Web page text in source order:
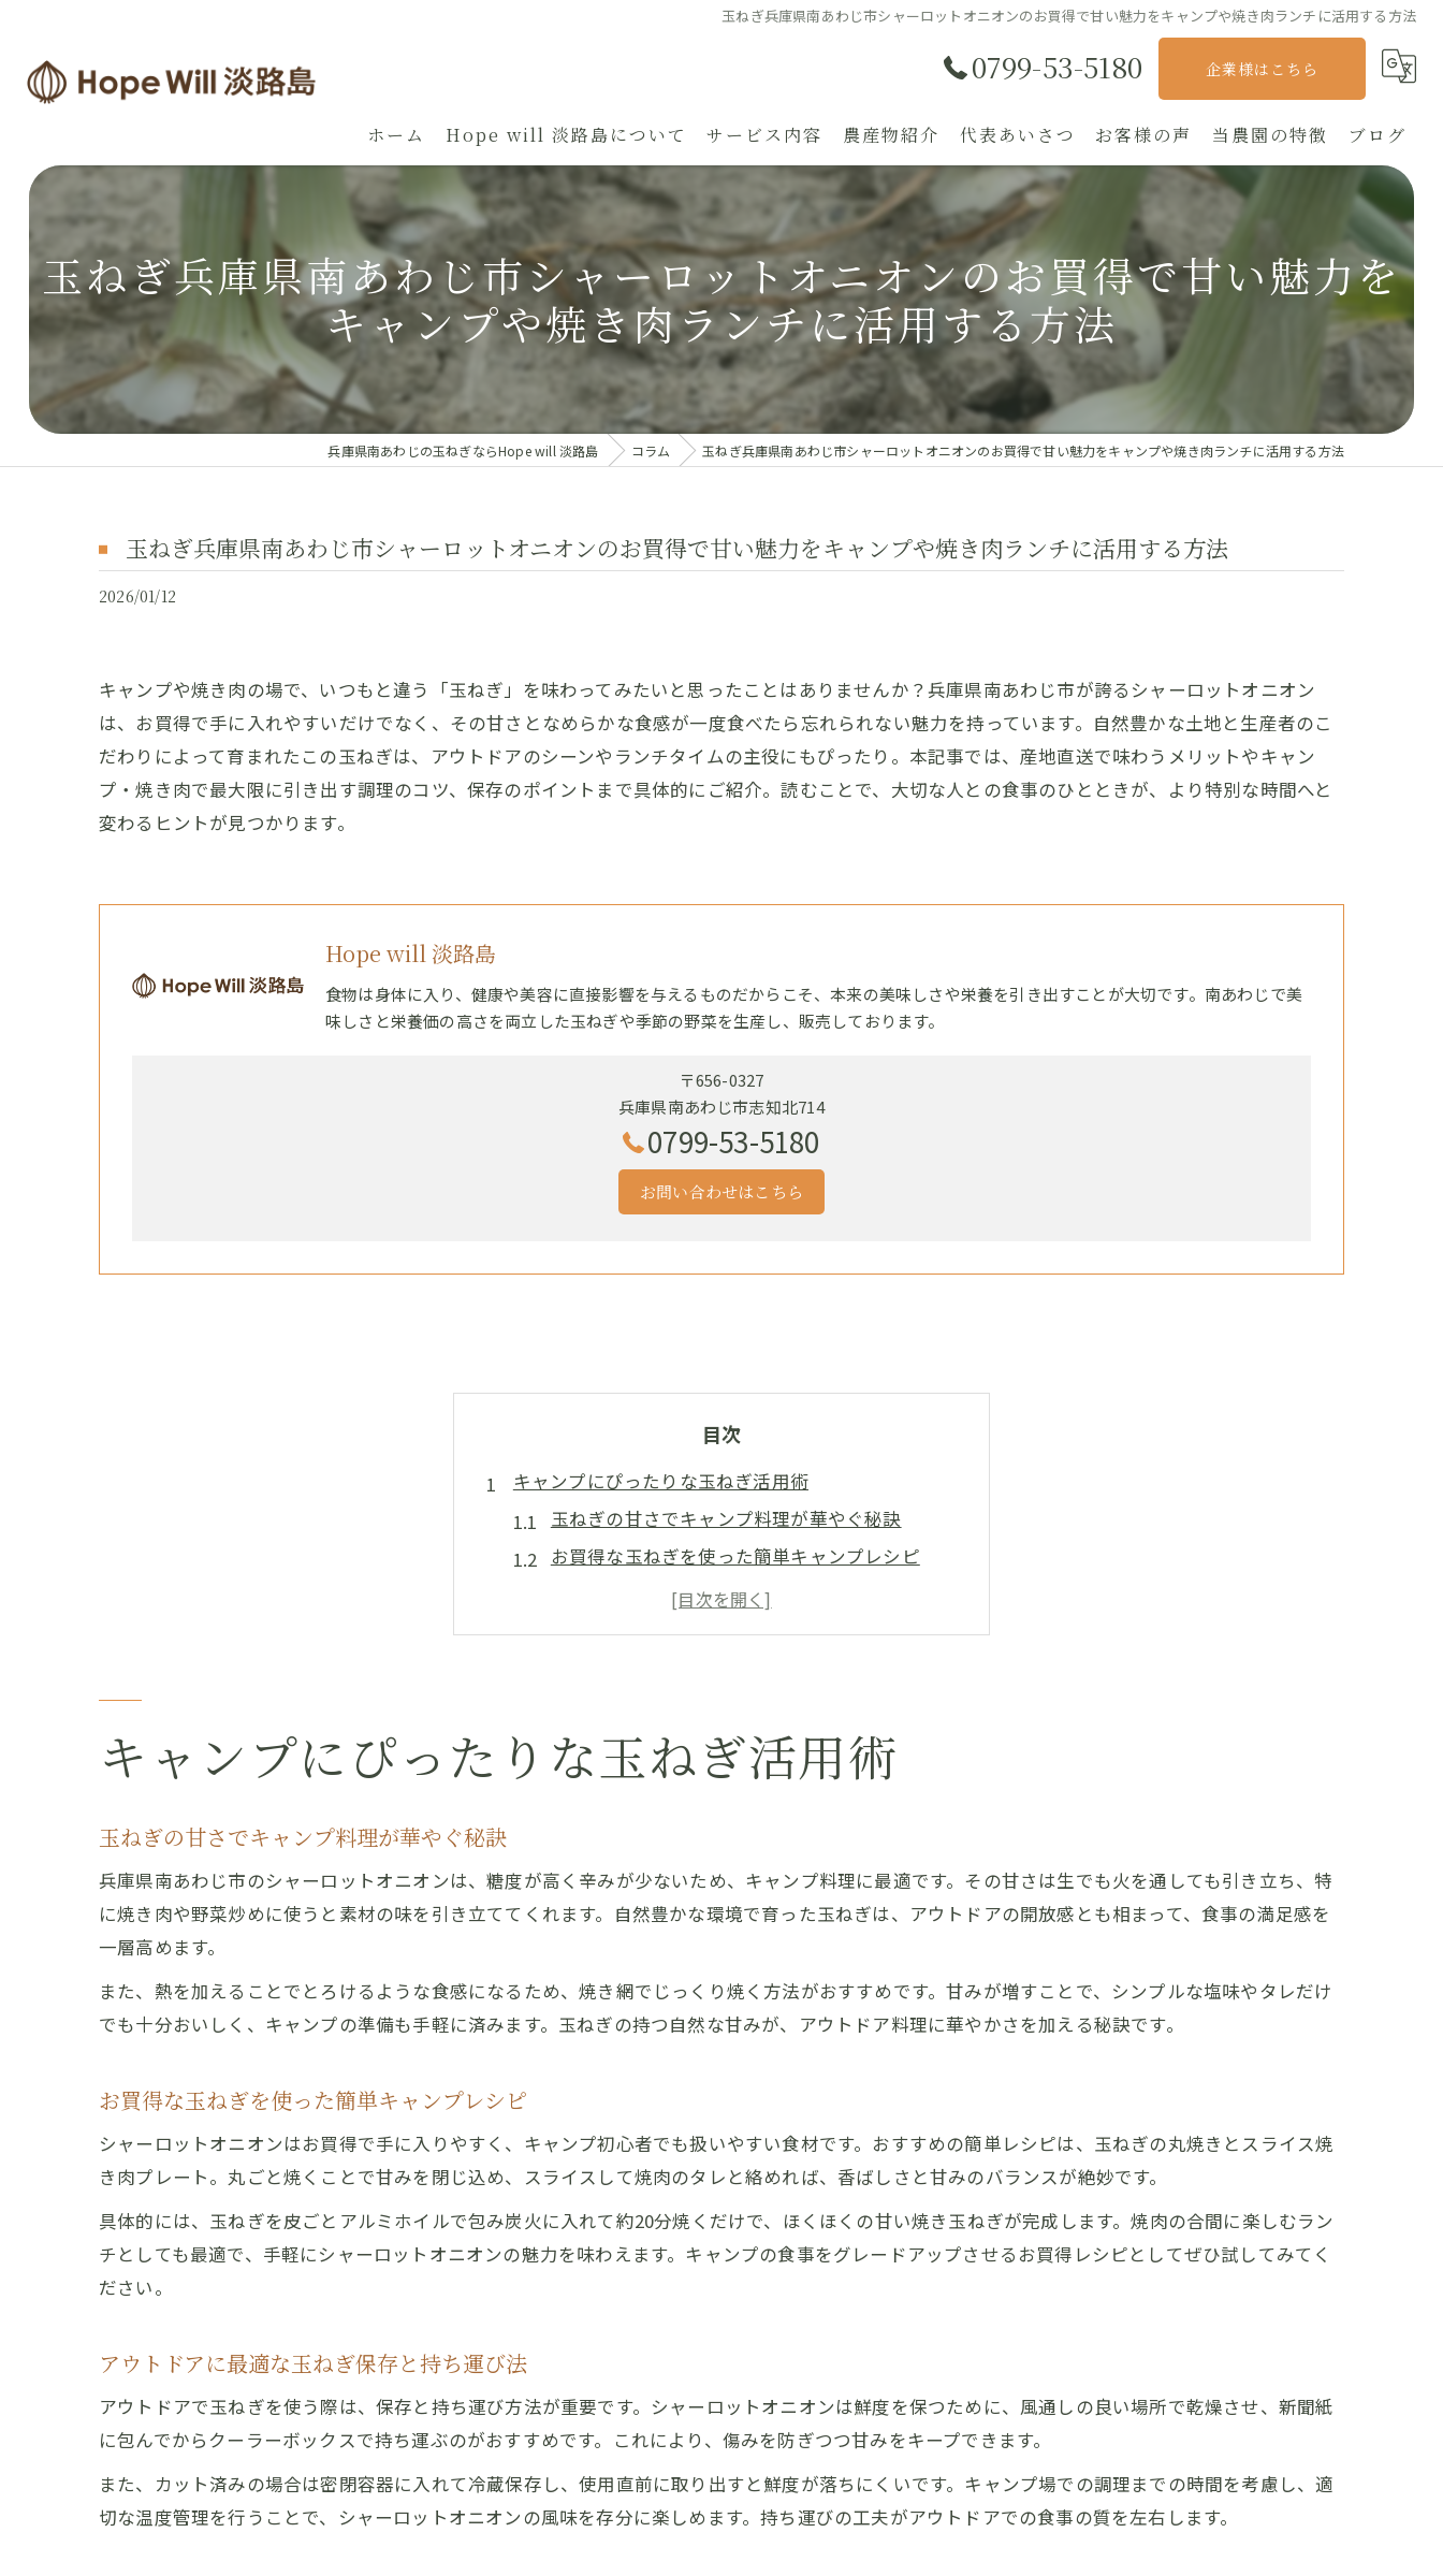
玉ねぎ兵庫県南あわじ市シャーロットオニオンのお買得で甘い魅力をキャンプや焼き肉ランチに活用する方法
0799-53-5180 企業様はこちら
ホーム Hope will 淡路島について サービス内容 農産物紹介 代表あいさつ お客様の声 当農園の特徴 ブログ
玉ねぎ兵庫県南あわじ市シャーロットオニオンのお買得で甘い魅力を
キャンプや焼き肉ランチに活用する方法
兵庫県南あわじの玉ねぎならHope will 淡路島 コラム 玉ねぎ兵庫県南あわじ市シャーロットオニオンのお買得で甘い魅力をキャンプや焼き肉ランチに活用する方法
玉ねぎ兵庫県南あわじ市シャーロットオニオンのお買得で甘い魅力をキャンプや焼き肉ランチに活用する方法
2026/01/12
キャンプや焼き肉の場で、いつもと違う「玉ねぎ」を味わってみたいと思ったことはありませんか？兵庫県南あわじ市が誇るシャーロットオニオン
は、お買得で手に入れやすいだけでなく、その甘さとなめらかな食感が一度食べたら忘れられない魅力を持っています。自然豊かな土地と生産者のこ
だわりによって育まれたこの玉ねぎは、アウトドアのシーンやランチタイムの主役にもぴったり。本記事では、産地直送で味わうメリットやキャン
プ・焼き肉で最大限に引き出す調理のコツ、保存のポイントまで具体的にご紹介。読むことで、大切な人との食事のひとときが、より特別な時間へと
変わるヒントが見つかります。
Hope will 淡路島
食物は身体に入り、健康や美容に直接影響を与えるものだからこそ、本来の美味しさや栄養を引き出すことが大切です。南あわじで美
味しさと栄養価の高さを両立した玉ねぎや季節の野菜を生産し、販売しております。
〒656-0327
兵庫県南あわじ市志知北714
0799-53-5180
お問い合わせはこちら
目次
キャンプにぴったりな玉ねぎ活用術
玉ねぎの甘さでキャンプ料理が華やぐ秘訣
お買得な玉ねぎを使った簡単キャンプレシピ
アウトドアに最適な玉ねぎ保存と持ち運び法
シャーロットオニオンで差がつくキャンプ飯
焼き肉がもっと美味しくなる玉ねぎの選び方
シャーロットオニオンの甘みを活かす焼き方
焼き肉ランチで試したい玉ねぎ活用アイデア
シャーロットオニオンの魅力とは何か
産地が育む玉ねぎの味と食感の違いを知る
ランチにも映えるお買得玉ねぎ選び
ランチメニューに合う玉ねぎの選び方と活用法
お買得玉ねぎで手軽に贅沢ランチを実現するコツ
玉ねぎの甘さでワンランク上のランチを演出
兵庫県南あわじ市産玉ねぎの楽しみ方
産地直送の玉ねぎで味わう特別な食卓提案
南あわじ市産玉ねぎの甘さと食感を堪能する方法
お買得で新鮮な玉ねぎの見分け方と選択ポイント
キャンプやランチで輝く玉ねぎの活用アイデア
キャンプにぴったりな玉ねぎ活用術
玉ねぎの甘さでキャンプ料理が華やぐ秘訣
兵庫県南あわじ市のシャーロットオニオンは、糖度が高く辛みが少ないため、キャンプ料理に最適です。その甘さは生でも火を通しても引き立ち、特
に焼き肉や野菜炒めに使うと素材の味を引き立ててくれます。自然豊かな環境で育った玉ねぎは、アウトドアの開放感とも相まって、食事の満足感を
一層高めます。
また、熱を加えることでとろけるような食感になるため、焼き網でじっくり焼く方法がおすすめです。甘みが増すことで、シンプルな塩味やタレだけ
でも十分おいしく、キャンプの準備も手軽に済みます。玉ねぎの持つ自然な甘みが、アウトドア料理に華やかさを加える秘訣です。
お買得な玉ねぎを使った簡単キャンプレシピ
シャーロットオニオンはお買得で手に入りやすく、キャンプ初心者でも扱いやすい食材です。おすすめの簡単レシピは、玉ねぎの丸焼きとスライス焼
き肉プレート。丸ごと焼くことで甘みを閉じ込め、スライスして焼肉のタレと絡めれば、香ばしさと甘みのバランスが絶妙です。
具体的には、玉ねぎを皮ごとアルミホイルで包み炭火に入れて約20分焼くだけで、ほくほくの甘い焼き玉ねぎが完成します。焼肉の合間に楽しむラン
チとしても最適で、手軽にシャーロットオニオンの魅力を味わえます。キャンプの食事をグレードアップさせるお買得レシピとしてぜひ試してみてく
ださい。
アウトドアに最適な玉ねぎ保存と持ち運び法
アウトドアで玉ねぎを使う際は、保存と持ち運び方法が重要です。シャーロットオニオンは鮮度を保つために、風通しの良い場所で乾燥させ、新聞紙
に包んでからクーラーボックスで持ち運ぶのがおすすめです。これにより、傷みを防ぎつつ甘みをキープできます。
また、カット済みの場合は密閉容器に入れて冷蔵保存し、使用直前に取り出すと鮮度が落ちにくいです。キャンプ場での調理までの時間を考慮し、適
切な温度管理を行うことで、シャーロットオニオンの風味を存分に楽しめます。持ち運びの工夫がアウトドアでの食事の質を左右します。